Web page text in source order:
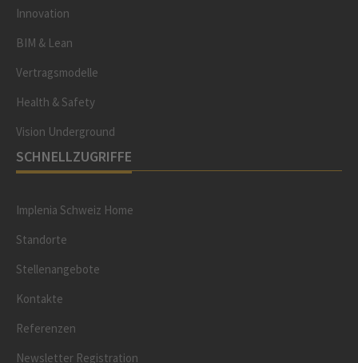
Innovation
BIM & Lean
Vertragsmodelle
Health & Safety
Vision Underground
SCHNELLZUGRIFFE
Implenia Schweiz Home
Standorte
Stellenangebote
Kontakte
Referenzen
Newsletter Registration